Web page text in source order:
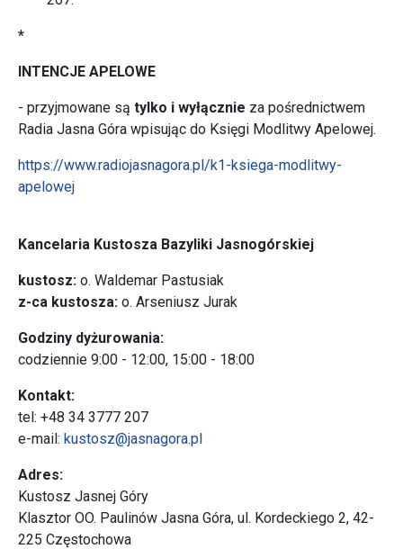
*
INTENCJE APELOWE
- przyjmowane są tylko i wyłącznie za pośrednictwem
Radia Jasna Góra wpisując do Księgi Modlitwy Apelowej.
https://www.radiojasnagora.pl/k1-ksiega-modlitwy-
apelowej
Kancelaria Kustosza Bazyliki Jasnogórskiej
kustosz: o. Waldemar Pastusiak
z-ca kustosza: o. Arseniusz Jurak
Godziny dyżurowania:
codziennie 9:00 - 12:00, 15:00 - 18:00
Kontakt:
tel: +48 34 3777 207
e-mail: kustosz@jasnagora.pl
Adres:
Kustosz Jasnej Góry
Klasztor OO. Paulinów Jasna Góra, ul. Kordeckiego 2, 42-
225 Częstochowa